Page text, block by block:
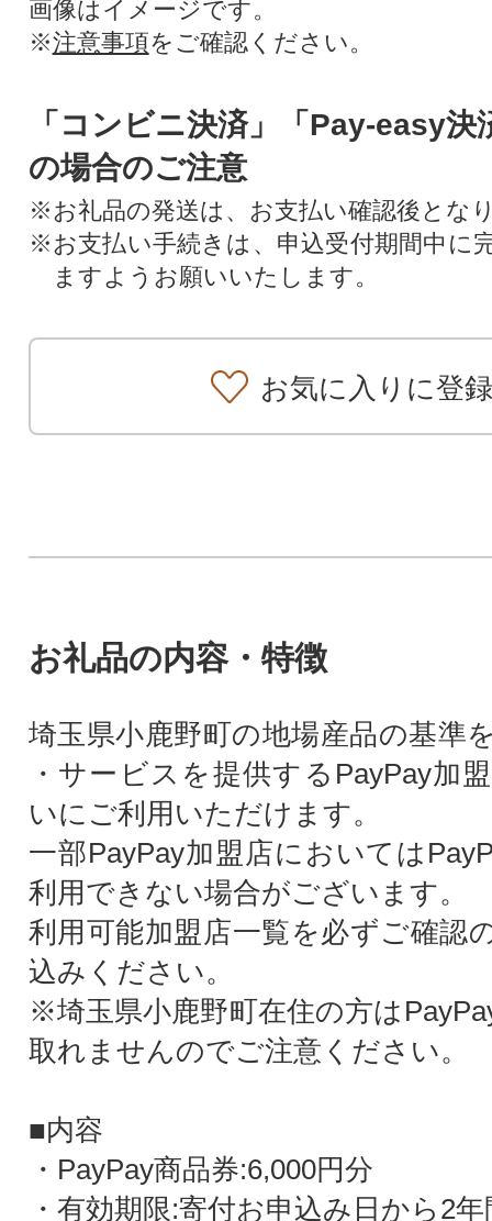
画像はイメージです。
※注意事項をご確認ください。
「コンビニ決済」「Pay-easy決
の場合のご注意
※お礼品の発送は、お支払い確認後とな
※お支払い手続きは、申込受付期間中に
ますようお願いいたします。
お気に入りに登録
お礼品の内容・特徴
埼玉県小鹿野町の地場産品の基準
・サービスを提供するPayPay加
いにご利用いただけます。
一部PayPay加盟店においては
利用できない場合がございます。
利用可能加盟店一覧を必ずご確認
込みください。
※埼玉県小鹿野町在住の方は
取れませんのでご注意ください。
■内容
・PayPay商品券:6,000円分
・有効期限:寄付お申込み日から2年